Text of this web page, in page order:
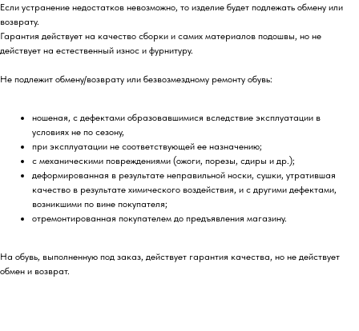
Если устранение недостатков невозможно, то изделие будет подлежать обмену или
возврату.
Гарантия действует на качество сборки и самих материалов подошвы, но не
действует на естественный износ и фурнитуру.
Не подлежит обмену/возврату или безвозмездному ремонту обувь:
ношеная, с дефектами образовавшимися вследствие эксплуатации в
условиях не по сезону,
при эксплуатации не соответствующей ее назначению;
с механическими повреждениями (ожоги, порезы, сдиры и др.);
деформированная в результате неправильной носки, сушки, утратившая
качество в результате химического воздействия, и с другими дефектами,
возникшими по вине покупателя;
отремонтированная покупателем до предъявления магазину.
На обувь, выполненную под заказ, действует гарантия качества, но не действует
обмен и возврат.